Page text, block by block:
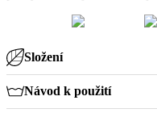
Složení
Návod k použití